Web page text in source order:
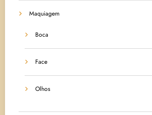
Maquiagem
Boca
Face
Olhos